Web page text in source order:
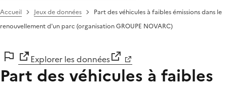
Accueil Jeux de données
Part des véhicules à faibles émissions dans le
renouvellement d'un parc (organisation GROUPE NOVARC)
Explorer les données
Part des véhicules à faibles